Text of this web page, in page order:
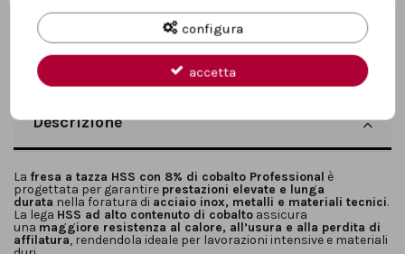
Descrizione
La fresa a tazza HSS con 8% di cobalto Professional è
progettata per garantire prestazioni elevate e lunga
durata nella foratura di acciaio inox, metalli e materiali tecnici.
La lega HSS ad alto contenuto di cobalto assicura
una maggiore resistenza al calore, all’usura e alla perdita di
affilatura, rendendola ideale per lavorazioni intensive e materiali
configura
accetta